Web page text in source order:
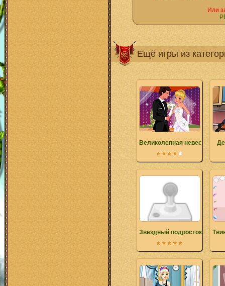
Или
Ещё игры из
Великолепная невеста 2
Звездный подросток